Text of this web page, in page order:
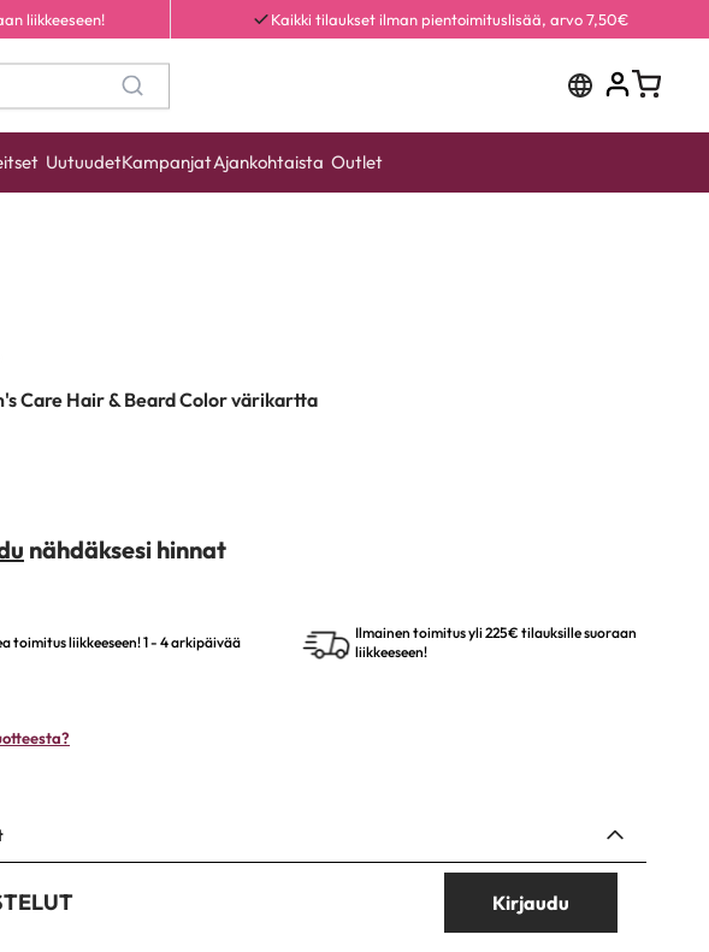
liikkeeseen! Kaikki tilaukset ilman pientoimituslisää, arvo 7,50€
UutuudetKampanjatAjankohtaista Outlet
Care Hair & Beard Color värikartta
nähdäksesi hinnat
toimitus liikkeeseen! 1 - 4 arkipäivää
Ilmainen toimitus yli 225€ tilauksille suoraan
liikkeeseen!
Kirjaudu